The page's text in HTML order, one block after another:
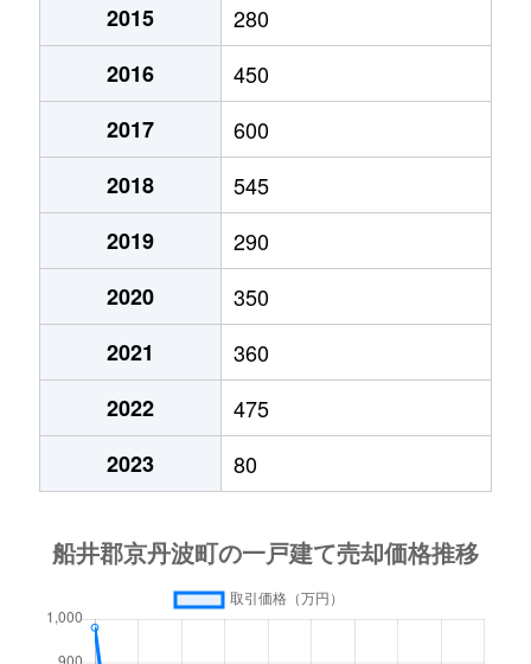
2015
280
2016
450
2017
600
2018
545
2019
290
2020
350
2021
360
2022
475
2023
80